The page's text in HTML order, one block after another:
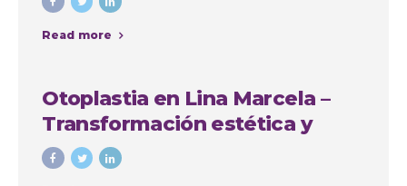
Read more
Otoplastia en Lina Marcela –
Transformación estética y
emocional con Colombia
Plastic